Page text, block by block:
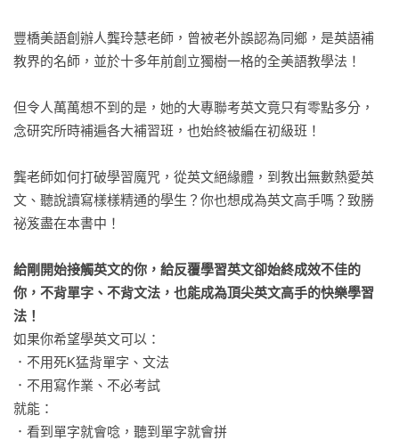
豐橋美語創辦人龔玲慧老師，曾被老外誤認為同鄉，是英語補
教界的名師，並於十多年前創立獨樹一格的全美語教學法！
但令人萬萬想不到的是，她的大專聯考英文竟只有零點多分，
念研究所時補遍各大補習班，也始終被編在初級班！
龔老師如何打破學習魔咒，從英文絕緣體，到教出無數熱愛英
文、聽說讀寫樣樣精通的學生？你也想成為英文高手嗎？致勝
祕笈盡在本書中！
給剛開始接觸英文的你，給反覆學習英文卻始終成效不佳的
你，不背單字、不背文法，也能成為頂尖英文高手的快樂學習
法！
如果你希望學英文可以：
．不用死K猛背單字、文法
．不用寫作業、不必考試
就能：
．看到單字就會唸，聽到單字就會拼